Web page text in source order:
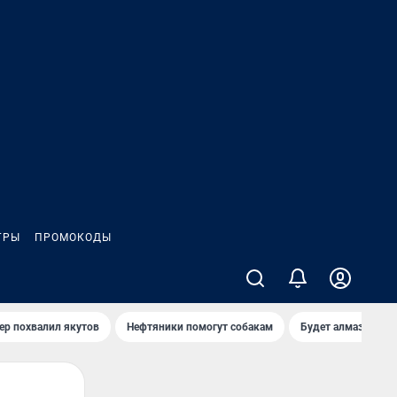
ПРОМОКОДЫ
похвалил якутов Нефтяники помогут собакам Будет алмазный